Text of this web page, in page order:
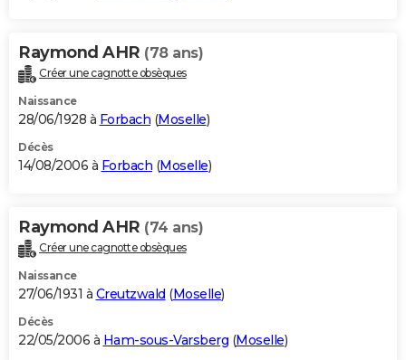
Raymond AHR (78 ans)
Créer une cagnotte obsèques
Naissance
28/06/1928 à Forbach (Moselle)
Décès
14/08/2006 à Forbach (Moselle)
Raymond AHR (74 ans)
Créer une cagnotte obsèques
Naissance
27/06/1931 à Creutzwald (Moselle)
Décès
22/05/2006 à Ham-sous-Varsberg (Moselle)